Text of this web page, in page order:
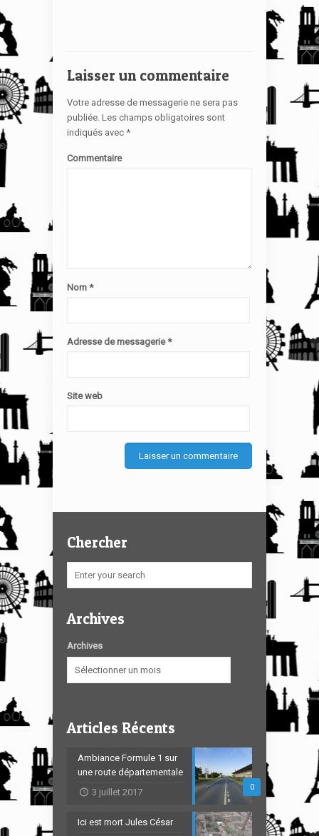
Laisser un commentaire
Votre adresse de messagerie ne sera pas
publiée. Les champs obligatoires sont
indiqués avec *
Commentaire
Nom *
Adresse de messagerie*
Site web
Chercher
Archives
Archives
Articles Récents
0
Ambiance Formule 1 sur
une route départementale
3 juillet 2017
Ici est mort Jules César